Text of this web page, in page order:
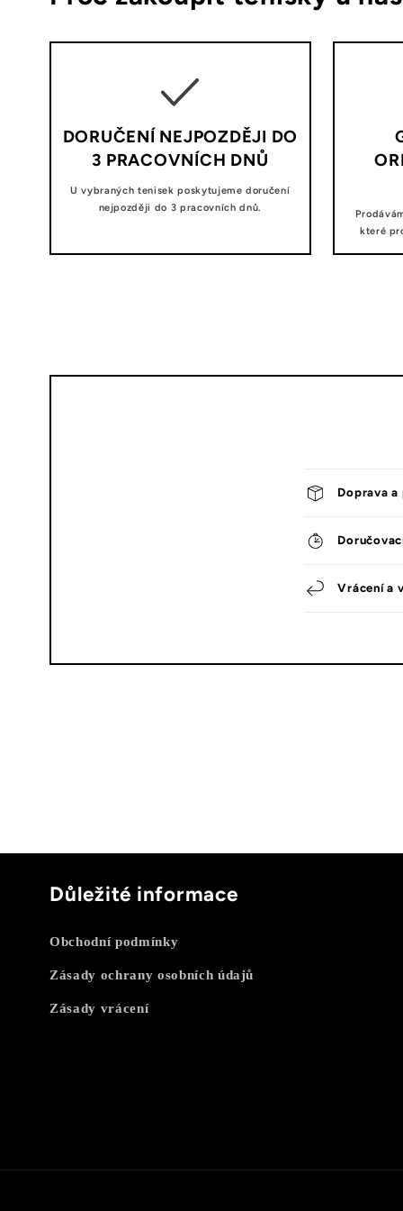
DORUČENÍ NEJPOZDĚJI DO
3 PRACOVNÍCH DNŮ
U vybraných tenisek poskytujeme doručení
nejpozději do 3 pracovních dnů.
které
Doprava a
Vrácení a
Důležité informace
Obchodní podmínky
Zásady ochrany osobních údajů
Zásady vrácení